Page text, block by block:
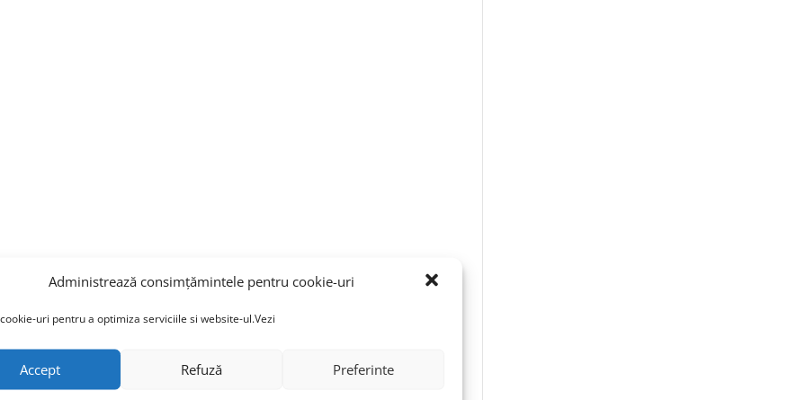
Administrează consimțămintele pentru cookie-uri
uri pentru a optimiza serviciile si website-ul.Vezi
Accept Refuză Preferinte